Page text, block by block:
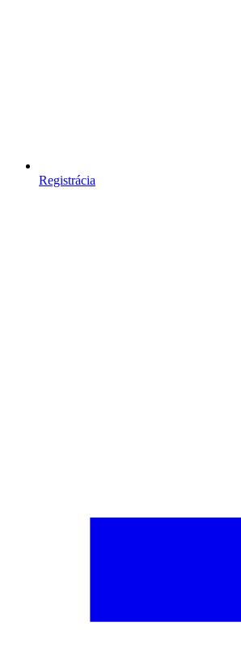
Registrácia